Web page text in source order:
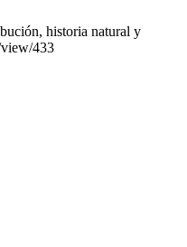
historia natural y
433